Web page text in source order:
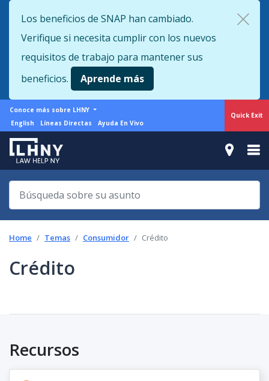
to
main
content
Quick Exit
Los beneficios de SNAP han cambiado.
Verifique si necesita cumplir con los nuevos
requisitos de trabajo para mantener sus
beneficios.
Aprende más
More
from
LHNY
Conoce más sobre LHNY
Support
menu
English Líneas Directas Ayuda En Vivo
Home Temas Consumidor Crédito
Crédito
Recursos